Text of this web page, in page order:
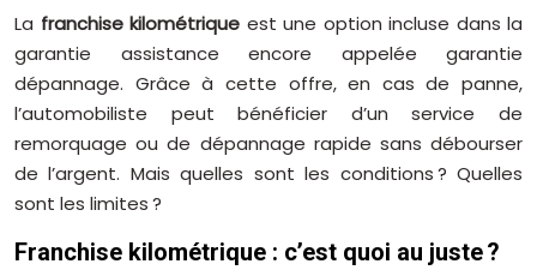
La franchise kilométrique est une option incluse dans la
garantie assistance encore appelée garantie
dépannage. Grâce à cette offre, en cas de panne,
l’automobiliste peut bénéficier d’un service de
remorquage ou de dépannage rapide sans débourser
de l’argent. Mais quelles sont les conditions ? Quelles
sont les limites ?
Franchise kilométrique : c’est quoi au juste ?